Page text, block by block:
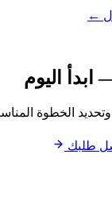
←
اليوم
الخطوة
طلبك